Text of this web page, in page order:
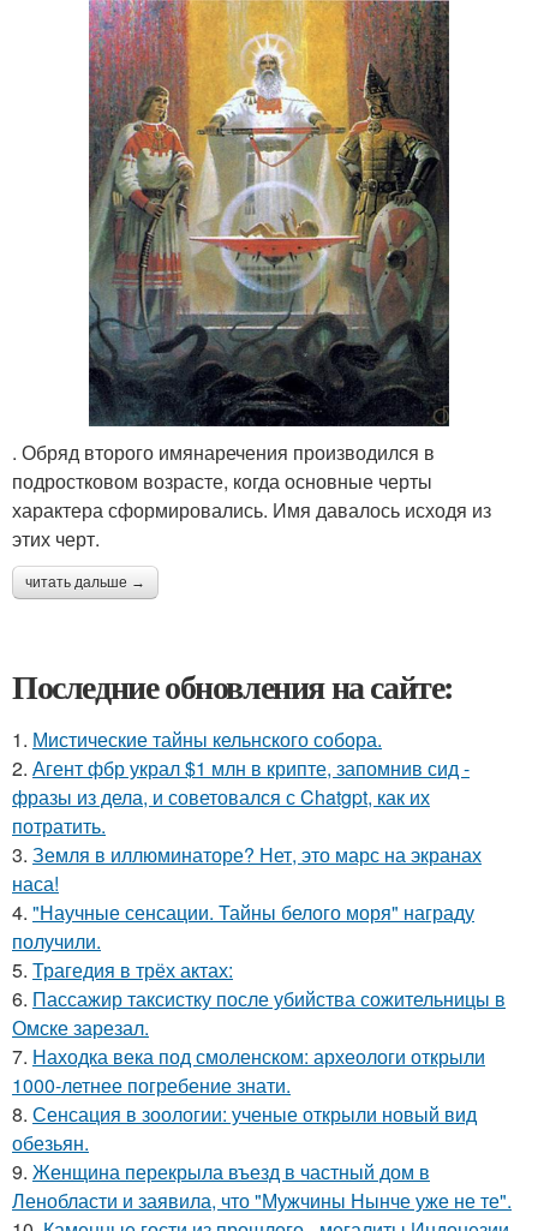
. Обряд второго имянаречения производился в
подростковом возрасте, когда основные черты
характера сформировались. Имя давалось исходя из
этих черт.
читать дальше →
Последние обновления на сайте:
1. Мистические тайны кельнского собора.
2. Агент фбр украл $1 млн в крипте, запомнив сид -
фразы из дела, и советовался с Chatgpt, как их
потратить.
3. Земля в иллюминаторе? Нет, это марс на экранах
наса!
4. "Научные сенсации. Тайны белого моря" награду
получили.
5. Трагедия в трёх актах:
6. Пассажир таксистку после убийства сожительницы в
Омске зарезал.
7. Находка века под смоленском: археологи открыли
1000-летнее погребение знати.
8. Сенсация в зоологии: ученые открыли новый вид
обезьян.
9. Женщина перекрыла въезд в частный дом в
Ленобласти и заявила, что "Мужчины Нынче уже не те".